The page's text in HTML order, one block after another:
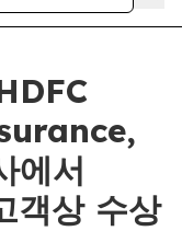
에서
객상 수상